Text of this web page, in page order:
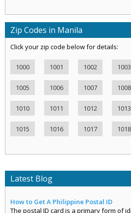
Zip Codes in Manila
Click your zip code below for details:
1000 1001 1002 1003
1005 1006 1007 1008
1010 1011 1012 1013
1015 1016 1017 1018
Latest Blog
How to Get A Philippine Postal ID
The postal ID card is a primary form of